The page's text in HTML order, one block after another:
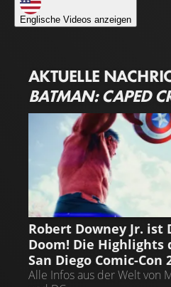
Englische Videos anzeigen
AKTUELLE
BATMAN: CAPED
NEWS
Robert Downey Jr. ist
Doom! Die Highlights
San Diego Comic-Con
Alle Infos aus der Welt von